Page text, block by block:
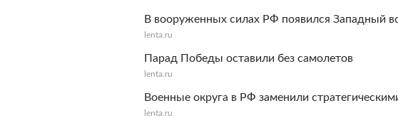
В вооруженных силах РФ появился Западный
lenta.ru
Парад Победы оставили без самолетов
lenta.ru
Военные округа в РФ заменили
lenta.ru